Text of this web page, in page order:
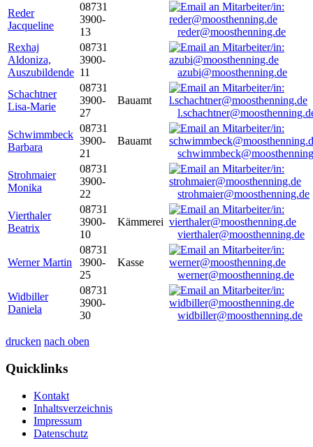
Reder
Jacqueline
08731
3900-
13
reder@moosthenning.de
Rexhaj
Aldoniza,
Auszubildende
08731
3900-
11
azubi@moosthenning.de
Schachtner
Lisa-Marie
08731
3900-
27
Bauamt
Schwimmbeck
Barbara
08731
3900-
21
Bauamt
Strohmaier
Monika
08731
3900-
22
strohmaier@moosthenning.de
Vierthaler
Beatrix
08731
3900-
10
Kämmerei
vierthaler@moosthenning.de
Werner Martin
08731
3900-
25
Kasse
werner@moosthenning.de
Widbiller
Daniela
08731
3900-
30
widbiller@moosthenning.de
drucken nach oben
Quicklinks
Kontakt
Inhaltsverzeichnis
Impressum
Datenschutz